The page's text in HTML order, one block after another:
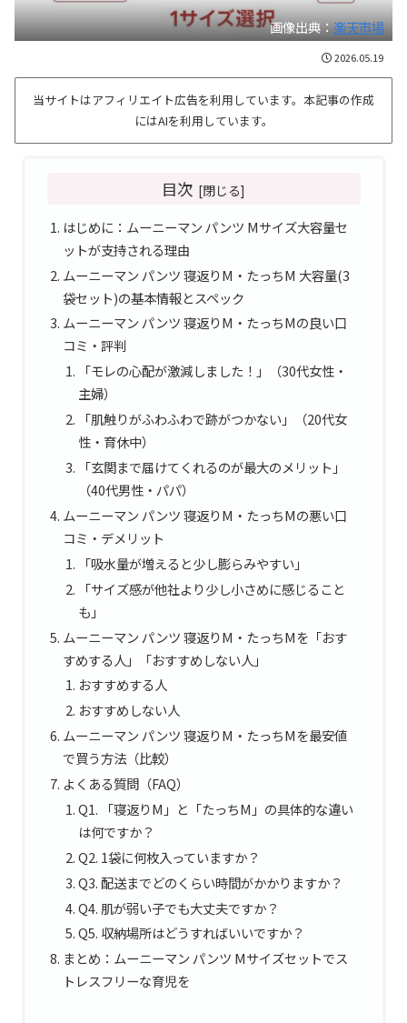
画像出典：楽天市場
2026.05.19
当サイトはアフィリエイト広告を利用しています。本記事の作成
にはAIを利用しています。
目次
はじめに：ムーニーマン パンツ Mサイズ大容量セ
ットが支持される理由
ムーニーマン パンツ 寝返りM・たっちM 大容量(3
袋セット)の基本情報とスペック
ムーニーマン パンツ 寝返りM・たっちMの良い口
コミ・評判
「モレの心配が激減しました！」（30代女性・
主婦）
「肌触りがふわふわで跡がつかない」（20代女
性・育休中）
「玄関まで届けてくれるのが最大のメリット」
（40代男性・パパ）
ムーニーマン パンツ 寝返りM・たっちMの悪い口
コミ・デメリット
「吸水量が増えると少し膨らみやすい」
「サイズ感が他社より少し小さめに感じること
も」
ムーニーマン パンツ 寝返りM・たっちMを「おす
すめする人」「おすすめしない人」
おすすめする人
おすすめしない人
ムーニーマン パンツ 寝返りM・たっちMを最安値
で買う方法（比較）
よくある質問（FAQ）
Q1. 「寝返りM」と「たっちM」の具体的な違い
は何ですか？
Q2. 1袋に何枚入っていますか？
Q3. 配送までどのくらい時間がかかりますか？
Q4. 肌が弱い子でも大丈夫ですか？
Q5. 収納場所はどうすればいいですか？
まとめ：ムーニーマン パンツ Mサイズセットでス
トレスフリーな育児を